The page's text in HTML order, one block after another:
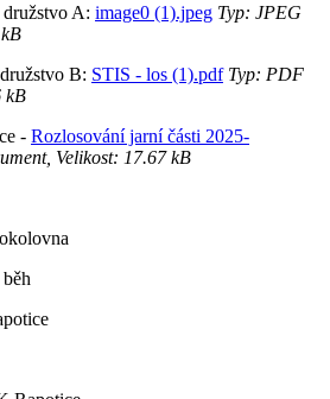
A: image0 (1).jpeg Typ: JPEG
B: STIS - los (1).pdfTyp: PDF
kB
- Rozlosování jarní části 2025-
Velikost: 17.67 kB